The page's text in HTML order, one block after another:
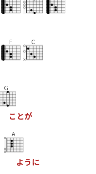
F C
G
こ とが
A
よう に